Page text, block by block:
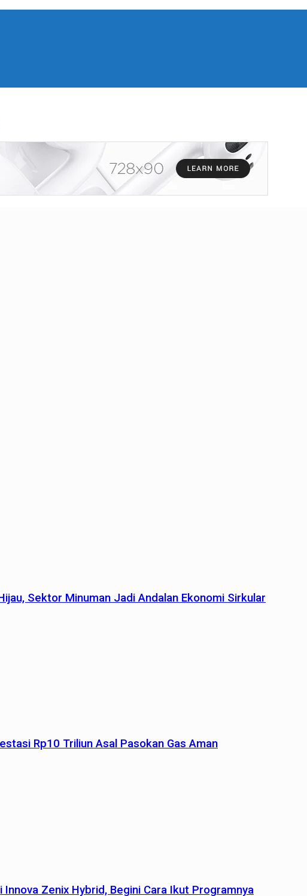
Sektor Minuman Jadi Andalan Ekonomi Sirkular
Rp10 Triliun Asal Pasokan Gas Aman
Innova Zenix Hybrid, Begini Cara Ikut Programnya